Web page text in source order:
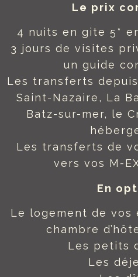
Le prix
4 nuits en gite 5*
3 jours de visites
un guide
Les transferts
Saint-Nazaire, La
Batz-sur-mer, le
Les transferts de
vers vos M-
En
Le logement de vos
chambre
Les petits
Les